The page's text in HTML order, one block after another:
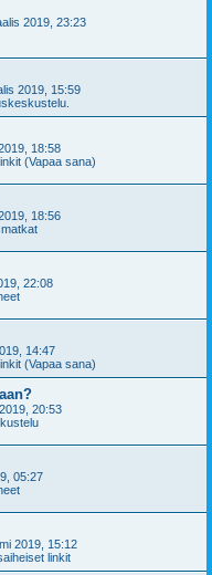
2019, 23:23
2019, 15:59
18:58
(Vapaa sana)
18:56
22:08
14:47
(Vapaa sana)
20:53
05:27
2019, 15:12
linkit